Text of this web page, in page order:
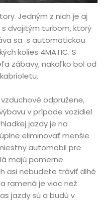
Jedným z nich je aj
s dvojitým turbom, ktorý
sa s automatickou
kolies 4MATIC. S
zábavy, nakoľko bol od
odpružene,
v prípade vozidiel
jazdy je na
eliminovať menšie
automobil pre
majú pomerne
asi nebudete tráviť dlhé
ramená je viac než
jazdy sú a budú v